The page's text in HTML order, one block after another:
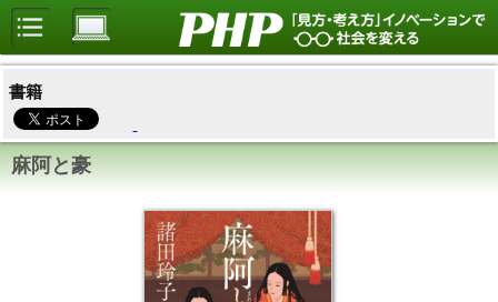
書籍
麻阿と豪